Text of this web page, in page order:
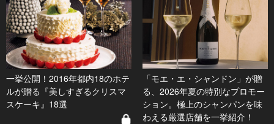
一挙公開！2016年都内18のホテ
ルが贈る『美しすぎるクリスマ
スケーキ』18選
「モエ・エ・シャンドン」が贈
る、2026年夏の特別なプロモー
ション。極上のシャンパンを味
わえる厳選店舗を一挙紹介！